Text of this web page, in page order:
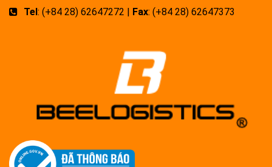
Tel : (+84 28) 62647272 | Fax: (+84 28) 62647373